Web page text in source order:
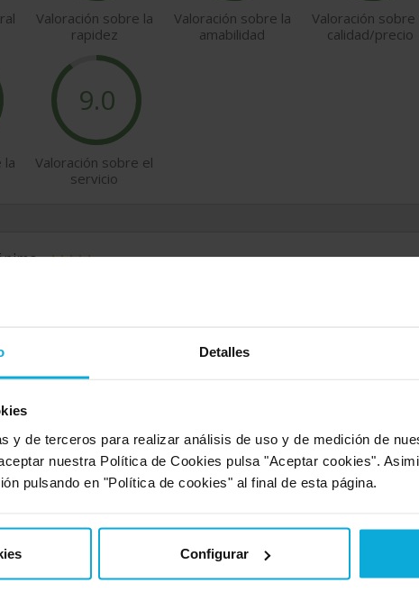
Detalles
y de terceros para realizar análisis de uso y de medición de
nuestra Política de Cookies pulsa "Aceptar cookies".
pulsando en "Política de cookies" al final de esta página.
Configurar
Valoración sobre la
rapidez
Valoración sobre la
amabilidad
Valoración sobre
calidad/precio
la
9.0
Valoración sobre el
servicio
más?
más?Han sido muy rápidos en contactar conmigo
31/01/2024